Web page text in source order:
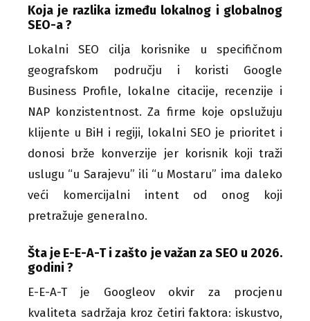
Koja je razlika između lokalnog i globalnog
SEO-a ?
Lokalni SEO cilja korisnike u specifičnom
geografskom području i koristi Google
Business Profile, lokalne citacije, recenzije i
NAP konzistentnost. Za firme koje opslužuju
klijente u BiH i regiji, lokalni SEO je prioritet i
donosi brže konverzije jer korisnik koji traži
uslugu “u Sarajevu” ili “u Mostaru” ima daleko
veći komercijalni intent od onog koji
pretražuje generalno.
Šta je E-E-A-T i zašto je važan za SEO u 2026.
godini ?
E-E-A-T je Googleov okvir za procjenu
kvaliteta sadržaja kroz četiri faktora: iskustvo,